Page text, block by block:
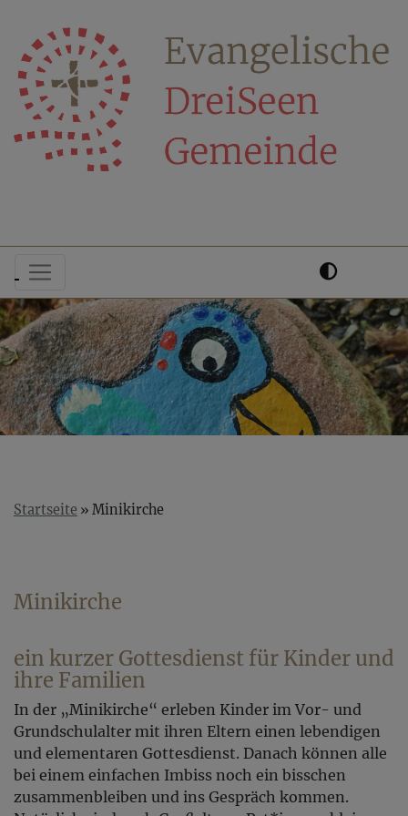
Inhalt
Hauptnavigation
Startseite Minikirche
Minikirche
ein kurzer Gottesdienst für Kinder und
ihre Familien
In der „Minikirche“ erleben Kinder im Vor- und
Grundschulalter mit ihren Eltern einen lebendigen
und elementaren Gottesdienst. Danach können alle
bei einem einfachen Imbiss noch ein bisschen
zusammenbleiben und ins Gespräch kommen.